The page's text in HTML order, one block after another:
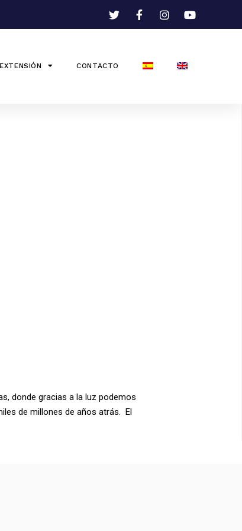
EXTENSIÓN CONTACTO
donde gracias a la luz podemos
de millones de años atrás. El